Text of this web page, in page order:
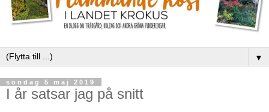
▼
söndag 5 maj 2019
I år satsar jag på snitt